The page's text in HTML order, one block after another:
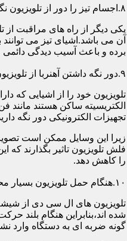
۸.اجسام تیز را دور از تلویزیون نگه دارید
یکی دیگر از راه های مراقبت از
آن می باشد.اشیای تیز می
برده و باعث آسیب دیدگی
۹.دور نگه داشتن آهنربا از تلویزیون های ال ای دی
تلویزیون خود را از اشیایی که
تجهیزات الکترونیکی دور نگه
زیرا این وسایل ممکن است
فلش تلویزیون تاثیر بگذارند که
را کاهش دهد.
۱۰.هنگام حمل تلویزیون بسیار محتاط باشید
تلویزیون های ال سی دی از
شده اند،بنابراین هنگام بلند
گونه ضربه ای به دستگاه وارد